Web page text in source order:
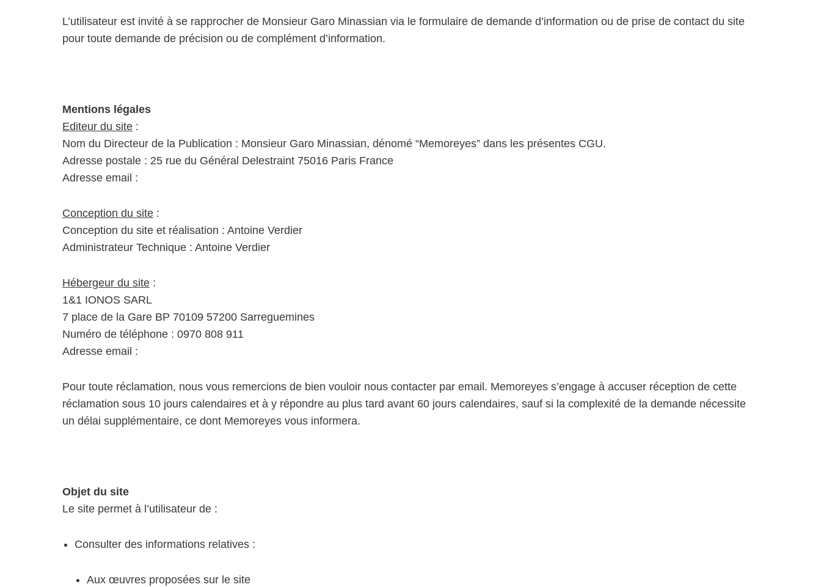
L’utilisateur est invité à se rapprocher de Monsieur Garo Minassian via le formulaire de demande d’information ou de prise de contact du site
pour toute demande de précision ou de complément d’information.
Mentions légales
Editeur du site :
Nom du Directeur de la Publication : Monsieur Garo Minassian, dénomé “Memoreyes” dans les présentes CGU.
Adresse postale : 25 rue du Général Delestraint 75016 Paris France
Adresse email :
Conception du site :
Conception du site et réalisation : Antoine Verdier
Administrateur Technique : Antoine Verdier
Hébergeur du site :
1&1 IONOS SARL
7 place de la Gare BP 70109 57200 Sarreguemines
Numéro de téléphone : 0970 808 911
Adresse email :
Pour toute réclamation, nous vous remercions de bien vouloir nous contacter par email. Memoreyes s’engage à accuser réception de cette
réclamation sous 10 jours calendaires et à y répondre au plus tard avant 60 jours calendaires, sauf si la complexité de la demande nécessite
un délai supplémentaire, ce dont Memoreyes vous informera.
Objet du site
Le site permet à l’utilisateur de :
Consulter des informations relatives :
Aux œuvres proposées sur le site